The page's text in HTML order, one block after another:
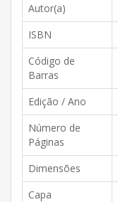
Autor(a)
ISBN
Código de
Barras
Edição / Ano
Número de
Páginas
Dimensões
Capa